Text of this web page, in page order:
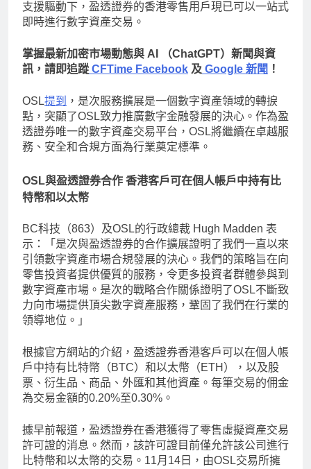
支援驅動下，盈透證券的香港零售用戶現已可以一站式
即時進行數字資產交易。
掌握最新加密市場動態與 AI （ChatGPT）新聞與資
訊，請即追蹤 CFTime Facebook 及 Google 新聞 ！
OSL提到 ，是次服務擴展是一個數字資產領域的轉捩
點，突顯了OSL致力推廣數字金融發展的決心。作為盈
透證券唯一的數字資產交易平台，OSL將繼續在卓越服
務、安全和合規方面為行業奠定標準。
OSL與盈透證券合作 香港客戶可在個人帳戶中持有比
特幣和以太幣
BC科技（863）及OSL的行政總裁 Hugh Madden 表
示：「是次與盈透證券的合作擴展證明了我們一直以來
引領數字資產市場合規發展的決心。我們的策略旨在向
零售投資者提供優質的服務，令更多投資者群體參與到
數字資產市場。是次的戰略合作關係證明了OSL不斷致
力向市場提供頂尖數字資產服務，鞏固了我們在行業的
領導地位。」
根據官方網站的介紹，盈透證券香港客戶可以在個人帳
戶中持有比特幣（BTC）和以太幣（ETH），以及股
票、衍生品、商品、外匯和其他資產。每筆交易的佣金
為交易金額的0.20%至0.30%。
據早前報道，盈透證券在香港獲得了零售虛擬資產交易
許可證的消息。然而，該許可證目前僅允許該公司進行
比特幣和以太幣的交易。11月14日，由OSL交易所擁